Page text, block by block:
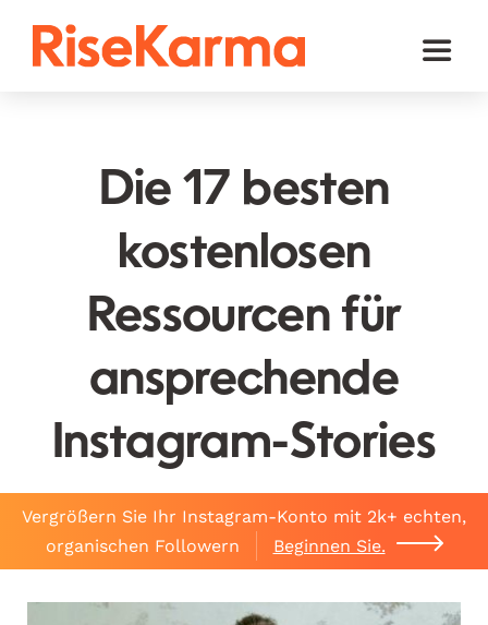
Toggle
TikTok
Youtube
Twitter (𝕏)
Andere
Warenkorb
Die 17 besten
kostenlosen
Ressourcen für
ansprechende
Instagram-Stories
Vergrößern Sie Ihr Instagram-Konto mit 2k+ echten,
organischen Followern
Beginnen Sie.